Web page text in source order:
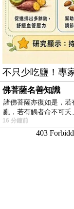
不只少吃鹽！專
佛菩薩名善知識
諸佛菩薩亦復如是，
亂，若有觸者命不可
受
16 分鐘前